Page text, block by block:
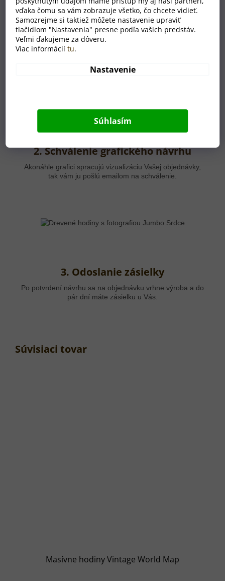
vďaka čomu sa vám zobrazuje všetko, čo chcete vidieť.
Samozrejme si taktiež môžete nastavenie upraviť
tlačidlom "Nastavenia" presne podľa vašich predstáv.
Veľmi ďakujeme za dôveru.
Viac informáciítu.
Nastavenie
Súhlasím
Súvisiaci tovar
Masívne hodiny Vintage World Map
1. Vaša objednávka
Prvý krok je na vás. Stačí priložiť fotografiu a odoslať
2. Schválenie grafického návrhu
Akonáhle grafici spracujú vizualizáciu Vašej objednávky,
tak vám ju pošlú emailom na schválenie.
3. Odoslanie zásielky
Po potvrdení návrhu sa na objednávku vrhne výroba a do
pár dní máte zásielku u Vás.